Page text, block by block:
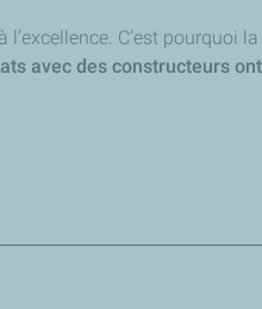
C’est pourquoi
avec des constructeurs
répondent en effet aux